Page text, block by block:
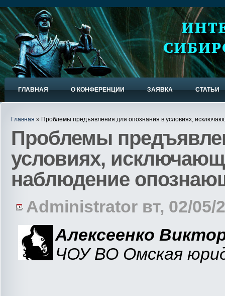
ГЛАВНАЯ О КОНФЕРЕНЦИИ ЗАЯВКА СТАТЬИ
Главная » Проблемы предъявления для опознания в условиях,
Проблемы
условиях,
наблюдение
Administrator вт, 02/05/
Алексеенко
ЧОУ ВО Омская